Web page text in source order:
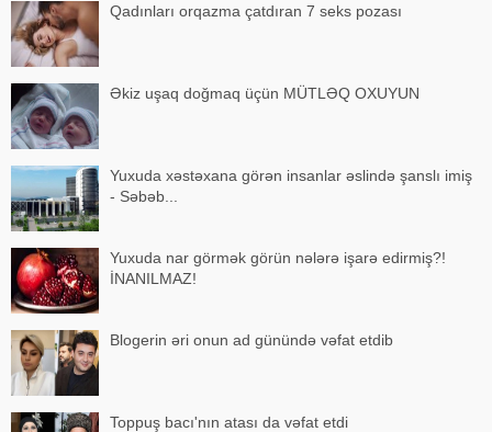
Qadınları orqazma çatdıran 7 seks pozası
Əkiz uşaq doğmaq üçün MÜTLƏQ OXUYUN
Yuxuda xəstəxana görən insanlar əslində şanslı imiş
- Səbəb...
Yuxuda nar görmək görün nələrə işarə edirmiş?!
İNANILMAZ!
Blogerin əri onun ad günündə vəfat etdib
Toppuş bacı'nın atası da vəfat etdi